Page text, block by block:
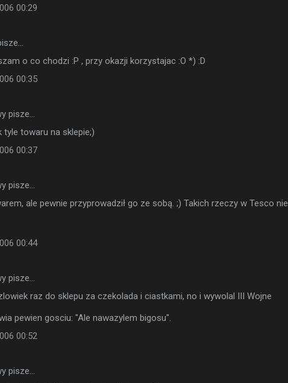
00:29
o co chodzi :P , przy okazji korzystajac :O *) :D
00:35
pisze…
tyle towaru na sklepie;)
00:37
pisze…
ale pewnie przyprowadził go ze sobą. ;) Takich rzeczy w Tesco nie
00:44
pisze…
raz do sklepu za czekolada i ciastkami, no i wywolal III Wojne
pewien gosciu: "Ale nawazylem bigosu".
00:52
pisze…